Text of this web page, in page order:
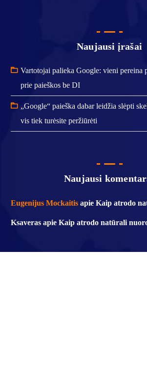
Naujausi įrašai
Vartotojai palieka Google: vieni pereina
prie paieškos be DI
„Google“ paieška dabar leidžia slėpti
vis tiek turėsite peržiūrėti
Naujausi
Eugenijus Mockaitis apieKaip atrodo
Ksaveras apieKaip atrodo natūrali